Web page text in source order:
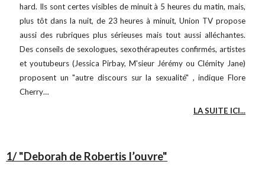
hard. Ils sont certes visibles de minuit à 5 heures du matin, mais,
plus tôt dans la nuit, de 23 heures à minuit, Union TV propose
aussi des rubriques plus sérieuses mais tout aussi alléchantes.
Des conseils de sexologues, sexothérapeutes confirmés, artistes
et youtubeurs (Jessica Pirbay, M'sieur Jérémy ou Clémity Jane)
proposent un "autre discours sur la sexualité" , indique Flore
Cherry…
LA SUITE ICI...
1/ "Deborah de Robertis l’ouvre"